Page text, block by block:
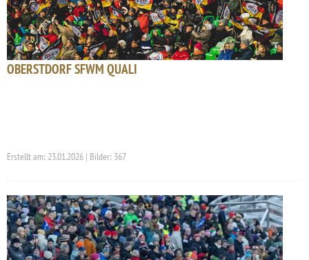
OBERSTDORF SFWM QUALI
Erstellt am: 23.01.2026 | Bilder: 367